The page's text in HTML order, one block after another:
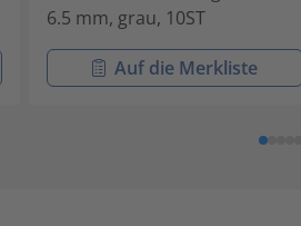
6.5 mm, grau, 10ST
Auf die Merkliste